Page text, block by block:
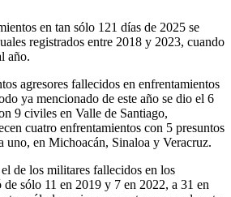
en tan sólo 121 días de 2025 se
registrados entre 2018 y 2023, cuando
año.
agresores fallecidos en enfrentamientos
ya mencionado de este año se dio el 6
9 civiles en Valle de Santiago,
cuatro enfrentamientos con 5 presuntos
uno, en Michoacán, Sinaloa y Veracruz.
de los militares fallecidos en los
de sólo 11 en 2019 y 7 en 2022, a 31 en